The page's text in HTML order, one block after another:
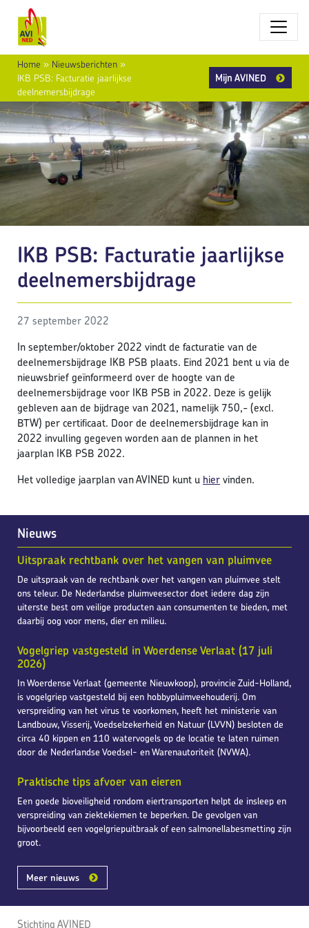
Home » Nieuwsberichten »
IKB PSB: Facturatie jaarlijkse
deelnemersbijdrage
Mijn AVINED
Nieuws
Uitspraak rechtbank over het vangen van pluimvee
De uitspraak van de rechtbank over het vangen van pluimvee stelt
ons teleur. De Nederlandse pluimveesector doet iedere dag zijn
uiterste best om veilige producten aan consumenten te bieden, met
daarbij oog voor mens, dier en milieu.
Vogelgriep vastgesteld in Woerdense Verlaat (17 juli
2026)
In Woerdense Verlaat (gemeente Nieuwkoop), provincie Zuid-Holland,
is vogelgriep vastgesteld bij een hobbypluimveehouderij. Om
verspreiding van het virus te voorkomen, heeft het ministerie van
Landbouw, Visserij, Voedselzekerheid en Natuur (LVVN) besloten de
circa 40 kippen en 110 watervogels op de locatie te laten ruimen
door de Nederlandse Voedsel- en Warenautoriteit (NVWA).
Praktische tips afvoer van eieren
Een goede bioveiligheid rondom eiertransporten helpt de insleep en
verspreiding van ziektekiemen te beperken. De gevolgen van
bijvoorbeeld een vogelgriepuitbraak of een salmonellabesmetting zijn
groot.
Meer nieuws
Stichting AVINED
IKB PSB: Facturatie jaarlijkse
deelnemersbijdrage
27 september 2022
In september/oktober 2022 vindt de facturatie van de
deelnemersbijdrage IKB PSB plaats. Eind 2021 bent u via de
nieuwsbrief geïnformeerd over de hoogte van de
deelnemersbijdrage voor IKB PSB in 2022. Deze is gelijk
gebleven aan de bijdrage van 2021, namelijk 750,- (excl.
BTW) per certificaat. Door de deelnemersbijdrage kan in
2022 invulling gegeven worden aan de plannen in het
jaarplan IKB PSB 2022.
Het volledige jaarplan van AVINED kunt u hiervinden.